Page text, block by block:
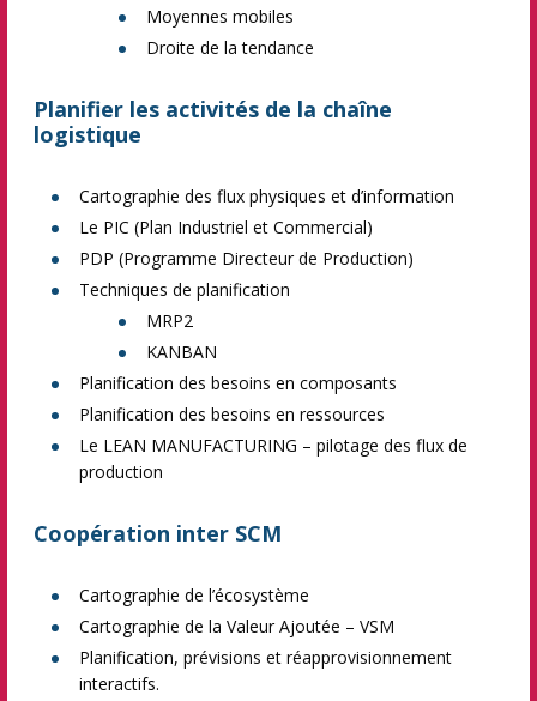
Moyennes mobiles
Droite de la tendance
Planifier les activités de la chaîne
logistique
Cartographie des flux physiques et d’information
Le PIC (Plan Industriel et Commercial)
PDP (Programme Directeur de Production)
Techniques de planification
MRP2
KANBAN
Planification des besoins en composants
Planification des besoins en ressources
Le LEAN MANUFACTURING – pilotage des flux de
production
Coopération inter SCM
Cartographie de l’écosystème
Cartographie de la Valeur Ajoutée – VSM
Planification, prévisions et réapprovisionnement
interactifs.